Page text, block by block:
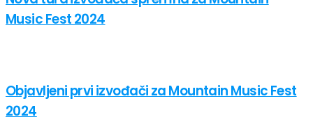
Music Fest 2024
Objavljeni prvi izvođači za Mountain Music Fest
2024